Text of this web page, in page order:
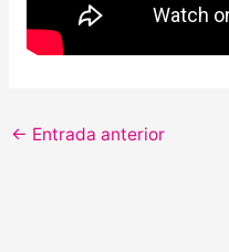
← Entrada anterior